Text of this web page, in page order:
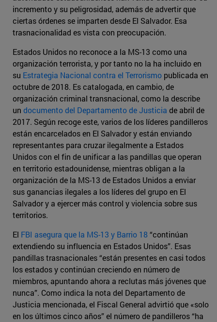
incremento y su peligrosidad, además de advertir que
ciertas órdenes se imparten desde El Salvador. Esa
trasnacionalidad es vista con preocupación.
Estados Unidos no reconoce a la MS-13 como una
organización terrorista, y por tanto no la ha incluido en
su Estrategia Nacional contra el Terrorismo publicada en
octubre de 2018. Es catalogada, en cambio, de
organización criminal transnacional, como la describe
un documento del Departamento de Justicia de abril de
2017. Según recoge este, varios de los líderes pandilleros
están encarcelados en El Salvador y están enviando
representantes para cruzar ilegalmente a Estados
Unidos con el fin de unificar a las pandillas que operan
en territorio estadounidense, mientras obligan a la
organización de la MS-13 de Estados Unidos a enviar
sus ganancias ilegales a los líderes del grupo en El
Salvador y a ejercer más control y violencia sobre sus
territorios.
El FBI asegura que la MS-13 y Barrio 18 “continúan
extendiendo su influencia en Estados Unidos”. Esas
pandillas trasnacionales “están presentes en casi todos
los estados y continúan creciendo en número de
miembros, apuntando ahora a reclutas más jóvenes que
nunca”. Como indica la nota del Departamento de
Justicia mencionada, el Fiscal General advirtió que «solo
en los últimos cinco años” el número de pandilleros “ha